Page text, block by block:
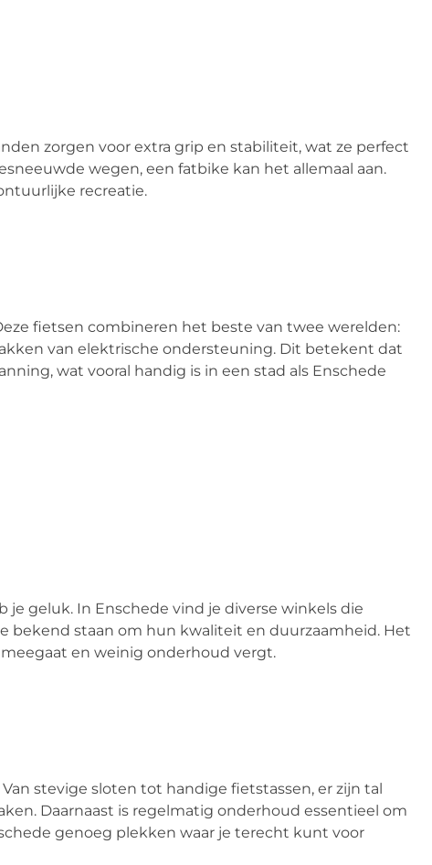
zorgen voor extra grip en stabiliteit, wat ze perfect
wegen, een fatbike kan het allemaal aan.
recreatie.
fietsen combineren het beste van twee werelden:
van elektrische ondersteuning. Dit betekent dat
wat vooral handig is in een stad als Enschede
geluk. In Enschede vind je diverse winkels die
bekend staan om hun kwaliteit en duurzaamheid. Het
en weinig onderhoud vergt.
stevige sloten tot handige fietstassen, er zijn tal
Daarnaast is regelmatig onderhoud essentieel om
genoeg plekken waar je terecht kunt voor